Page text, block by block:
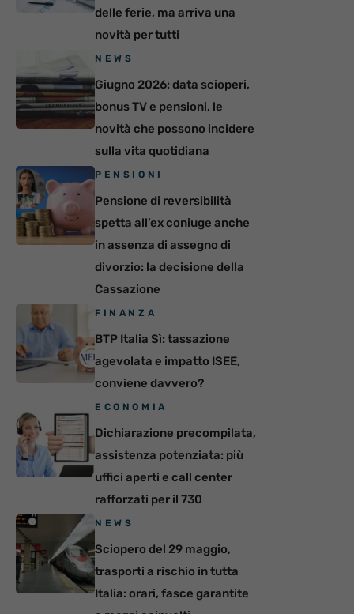
delle ferie, ma arriva una
novità per tutti
NEWS
Giugno 2026: data scioperi,
bonus TV e pensioni, le
novità che possono incidere
sulla vita quotidiana
PENSIONI
Pensione di reversibilità
spetta all’ex coniuge anche
in assenza di assegno di
divorzio: la decisione della
Cassazione
FINANZA
BTP Italia Sì: tassazione
agevolata e impatto ISEE,
conviene davvero?
ECONOMIA
Dichiarazione precompilata,
assistenza potenziata: più
uffici aperti e call center
rafforzati per il 730
NEWS
Sciopero del 29 maggio,
trasporti a rischio in tutta
Italia: orari, fasce garantite